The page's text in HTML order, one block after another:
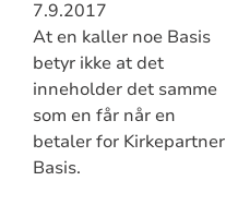
7.9.2017
At en kaller noe Basis
betyr ikke at det
inneholder det samme
som en får når en
betaler for Kirkepartner
Basis.